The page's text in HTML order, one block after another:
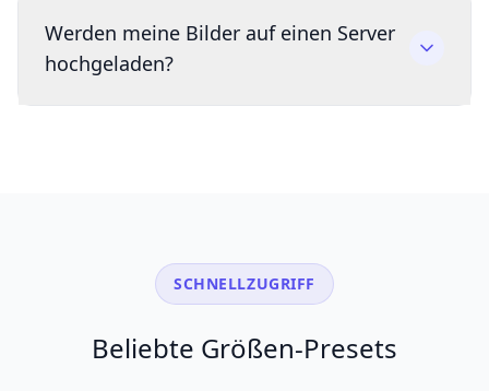
Werden meine Bilder auf einen Server
hochgeladen?
SCHNELLZUGRIFF
Beliebte Größen-Presets